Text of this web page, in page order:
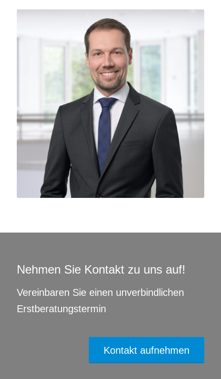
Nehmen Sie Kontakt zu uns auf!
Vereinbaren Sie einen unverbindlichen
Erstberatungstermin
Kontakt aufnehmen